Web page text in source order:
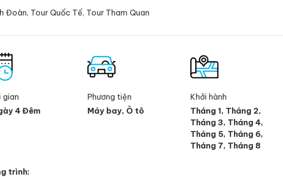
Đoàn, Tour Quốc Tế, Tour Tham Quan
gian
4 Đêm
Phương tiện
Máy bay, Ô tô
Khởi hành
Tháng 1, Tháng 2,
Tháng 3, Tháng 4,
Tháng 5, Tháng 6,
Tháng 7, Tháng 8
trình: